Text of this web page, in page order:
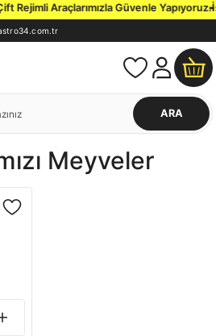
Araçlarımızla Güvenle Yapıyoruz.
ARA
Meyveler